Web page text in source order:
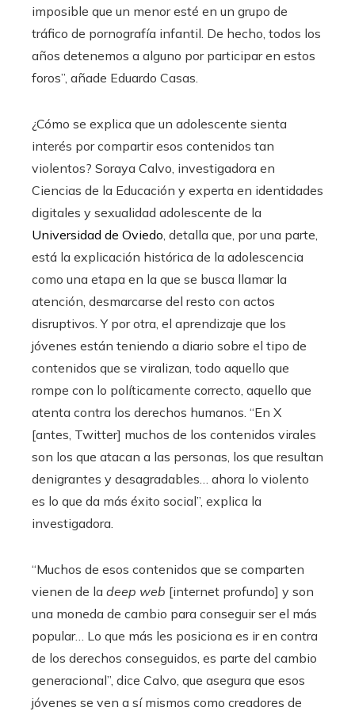
imposible que un menor esté en un grupo de
tráfico de pornografía infantil. De hecho, todos los
años detenemos a alguno por participar en estos
foros”, añade Eduardo Casas.
¿Cómo se explica que un adolescente sienta
interés por compartir esos contenidos tan
violentos? Soraya Calvo, investigadora en
Ciencias de la Educación y experta en identidades
digitales y sexualidad adolescente de la
Universidad de Oviedo , detalla que, por una parte,
está la explicación histórica de la adolescencia
como una etapa en la que se busca llamar la
atención, desmarcarse del resto con actos
disruptivos. Y por otra, el aprendizaje que los
jóvenes están teniendo a diario sobre el tipo de
contenidos que se viralizan, todo aquello que
rompe con lo políticamente correcto, aquello que
atenta contra los derechos humanos. “En X
[antes, Twitter] muchos de los contenidos virales
son los que atacan a las personas, los que resultan
denigrantes y desagradables… ahora lo violento
es lo que da más éxito social”, explica la
investigadora.
“Muchos de esos contenidos que se comparten
vienen de la deep web [internet profundo] y son
una moneda de cambio para conseguir ser el más
popular… Lo que más les posiciona es ir en contra
de los derechos conseguidos, es parte del cambio
generacional”, dice Calvo, que asegura que esos
jóvenes se ven a sí mismos como creadores de